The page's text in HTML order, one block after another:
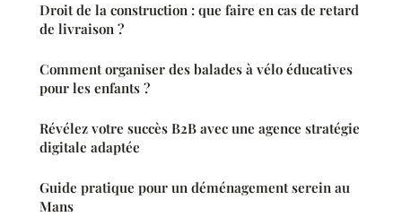
Droit de la construction : que faire en cas de retard
de livraison ?
Comment organiser des balades à vélo éducatives
pour les enfants ?
Révélez votre succès B2B avec une agence stratégie
digitale adaptée
Guide pratique pour un déménagement serein au
Mans